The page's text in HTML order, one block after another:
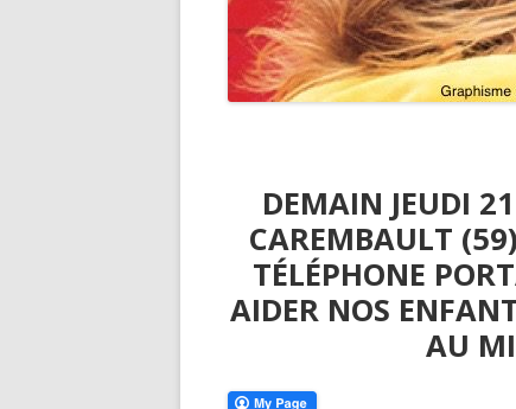
DEMAIN JEUDI
CAREMBAULT
TÉLÉPHONE
AIDER NOS
AU